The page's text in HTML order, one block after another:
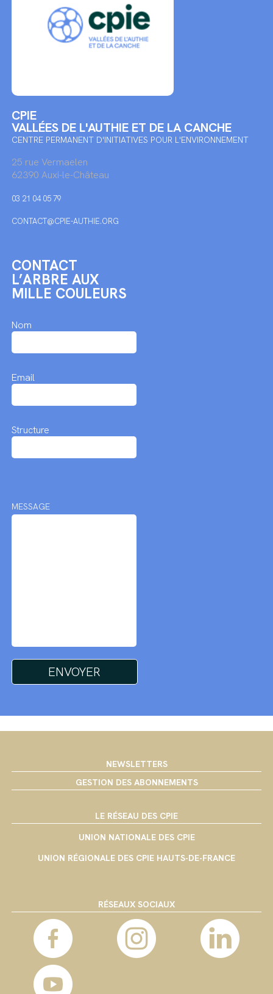
CPIE
VALLÉES DE L'AUTHIE ET DE LA CANCHE
CENTRE PERMANENT D'INITIATIVES POUR L'ENVIRONNEMENT
25 rue Vermaelen
62390 Auxi-le-Château
03 21 04 05 79
CONTACT@CPIE-AUTHIE.ORG
CONTACT
L’ARBRE AUX
MILLE COULEURS
Nom
Email
Structure
MESSAGE
NEWSLETTERS
GESTION DES ABONNEMENTS
LE RÉSEAU DES CPIE
UNION NATIONALE DES CPIE
UNION RÉGIONALE DES CPIE HAUTS-DE-FRANCE
RÉSEAUX SOCIAUX